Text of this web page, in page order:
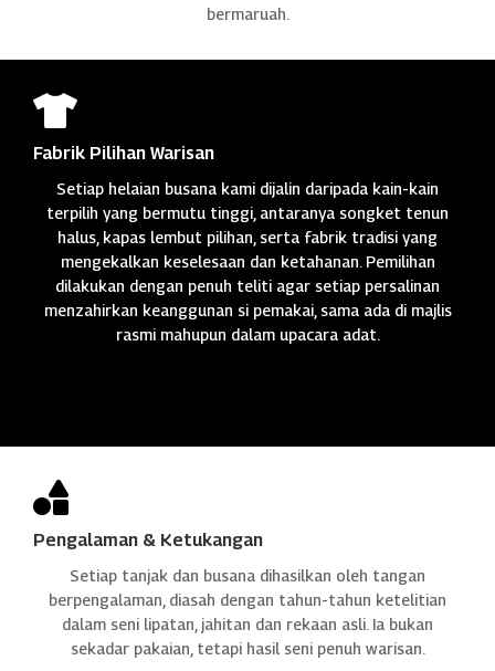
bermaruah.

Fabrik Pilihan Warisan
Setiap helaian busana kami dijalin daripada kain-kain
terpilih yang bermutu tinggi, antaranya songket tenun
halus, kapas lembut pilihan, serta fabrik tradisi yang
mengekalkan keselesaan dan ketahanan. Pemilihan
dilakukan dengan penuh teliti agar setiap persalinan
menzahirkan keanggunan si pemakai, sama ada di majlis
rasmi mahupun dalam upacara adat.

Pengalaman & Ketukangan
Setiap tanjak dan busana dihasilkan oleh tangan
berpengalaman, diasah dengan tahun-tahun ketelitian
dalam seni lipatan, jahitan dan rekaan asli. Ia bukan
sekadar pakaian, tetapi hasil seni penuh warisan.